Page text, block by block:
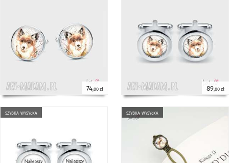
74,00 zł 89,00 zł
szybka wysyłka szybka wysyłka